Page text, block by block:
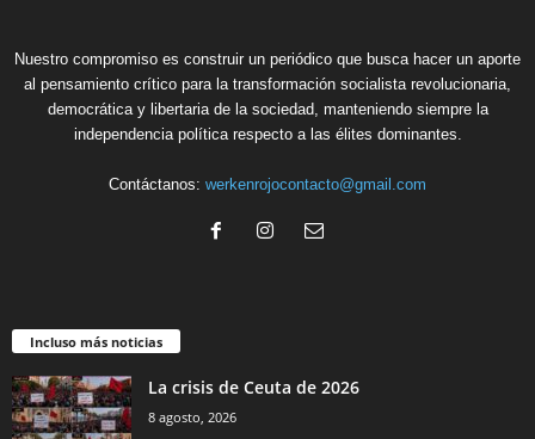
Nuestro compromiso es construir un periódico que busca hacer un aporte
al pensamiento crítico para la transformación socialista revolucionaria,
democrática y libertaria de la sociedad, manteniendo siempre la
independencia política respecto a las élites dominantes.
Contáctanos: werkenrojocontacto@gmail.com
Incluso más noticias
La crisis de Ceuta de 2026
8 agosto, 2026